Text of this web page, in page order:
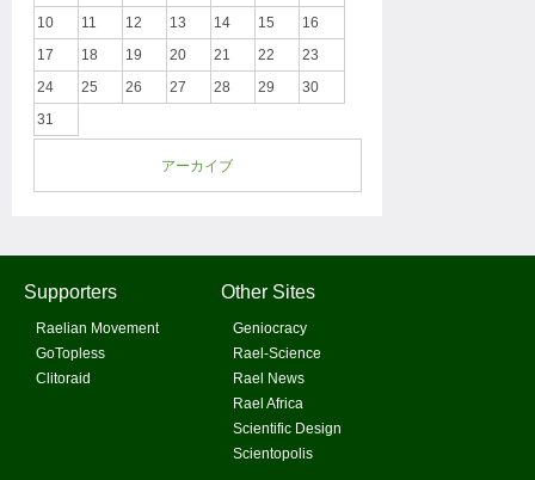
10
11 12 13 14 15
16
17
18 19 20 21 22
23
24
25 26 27 28 29
30
31
アーカイブ
Supporters
Raelian Movement
GoTopless
Clitoraid
Other Sites
Geniocracy
Rael-Science
Rael News
Rael Africa
Scientific Design
Scientopolis